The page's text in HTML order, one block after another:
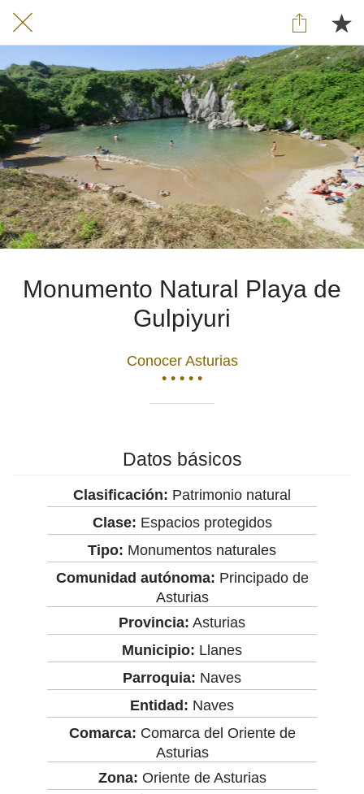
Monumento Natural Playa de
Gulpiyuri
Conocer Asturias
• • • • •
Datos básicos
Clasificación: Patrimonio natural
Clase: Espacios protegidos
Tipo: Monumentos naturales
Comunidad autónoma: Principado de
Asturias
Provincia: Asturias
Municipio: Llanes
Parroquia: Naves
Entidad: Naves
Comarca: Comarca del Oriente de
Asturias
Zona: Oriente de Asturias